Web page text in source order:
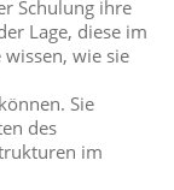
Schulung ihre
Lage, diese im
wissen, wie sie
Sie
des
im